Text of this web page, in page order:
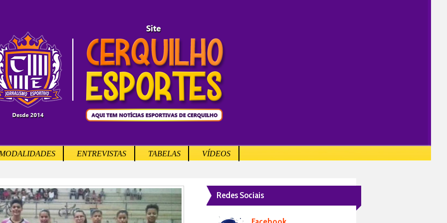
ENTREVISTAS TABELAS VÍDEOS
Redes Sociais